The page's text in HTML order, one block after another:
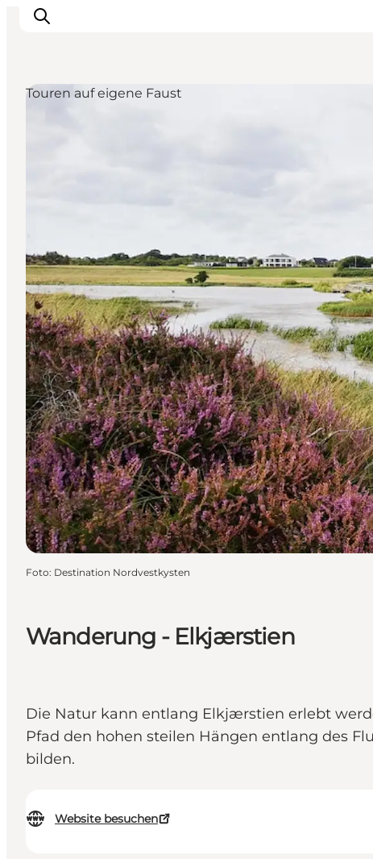
Wanderung - Elkjærstien
Die Natur kann entlang Elkjærstien erlebt
Pfad den hohen steilen Hängen entlang des
bilden.
Website besuchen
Touren auf eigene Faust
Foto: Destination Nordvestkysten